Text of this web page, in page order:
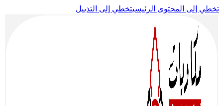
تخطي إلى المحتوى الرئيسيتخطي إلى التذييل